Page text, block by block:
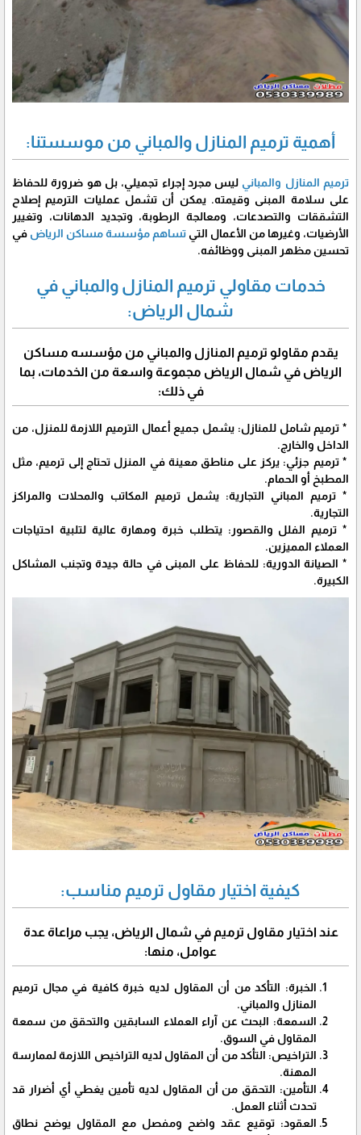
أهمية ترميم المنازل والمباني من موسستنا:
ترميم المنازل والمباني ليس مجرد إجراء تجميلي، بل هو ضرورة للحفاظ
على سلامة المبنى وقيمته. يمكن أن تشمل عمليات الترميم إصلاح
التشققات والتصدعات، ومعالجة الرطوبة، وتجديد الدهانات، وتغيير
الأرضيات، وغيرها من الأعمال التي تساهم مؤسسة مساكن الرياض في
تحسين مظهر المبنى ووظائفه.
خدمات مقاولي ترميم المنازل والمباني في
شمال الرياض:
يقدم مقاولو ترميم المنازل والمباني من مؤسسه مساكن
الرياض في شمال الرياض مجموعة واسعة من الخدمات، بما
في ذلك:
* ترميم شامل للمنازل: يشمل جميع أعمال الترميم اللازمة للمنزل، من
الداخل والخارج.
* ترميم جزئي: يركز على مناطق معينة في المنزل تحتاج إلى ترميم، مثل
المطبخ أو الحمام.
* ترميم المباني التجارية: يشمل ترميم المكاتب والمحلات والمراكز
التجارية.
* ترميم الفلل والقصور: يتطلب خبرة ومهارة عالية لتلبية احتياجات
العملاء المميزين.
* الصيانة الدورية: للحفاظ على المبنى في حالة جيدة وتجنب المشاكل
الكبيرة.
كيفية اختيار مقاول ترميم مناسب:
عند اختيار مقاول ترميم في شمال الرياض، يجب مراعاة عدة
عوامل، منها:
الخبرة: التأكد من أن المقاول لديه خبرة كافية في مجال ترميم
المنازل والمباني.
السمعة: البحث عن آراء العملاء السابقين والتحقق من سمعة
المقاول في السوق.
التراخيص: التأكد من أن المقاول لديه التراخيص اللازمة لممارسة
المهنة.
التأمين: التحقق من أن المقاول لديه تأمين يغطي أي أضرار قد
تحدث أثناء العمل.
العقود: توقيع عقد واضح ومفصل مع المقاول يوضح نطاق